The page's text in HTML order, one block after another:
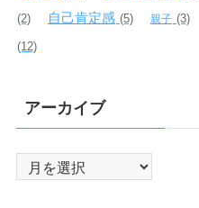
(2) 自己肯定感 (5) 親子 (3)
(12)
アーカイブ
ー